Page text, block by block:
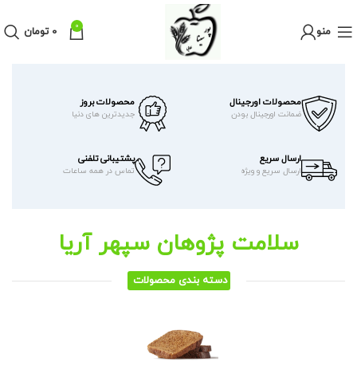
منو 0
0 تومان
محصولات اورجینال
ضمانت اورجینال بودن
محصولات بروز
جدیدترین های دنیا
ارسال سریع
ارسال سریع و ویژه
پشتیبانی تلفنی
تماس در همه ساعات
سلامت پژوهان سپهر آریا
دسته بندی محصولات